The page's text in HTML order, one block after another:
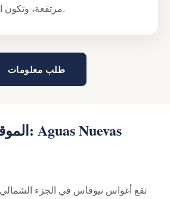
مرتفعة، وتكون التكييفات ضرورية.
طلب معلومات
الموقع والبيئة: Aguas Nuevas
تقع أغواس نيوفاس في الجزء